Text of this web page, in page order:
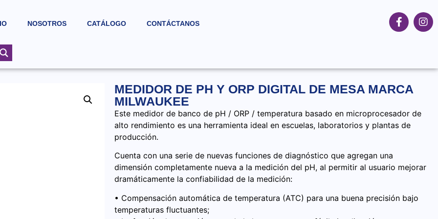
NOSOTROS CATÁLOGO CONTÁCTANOS
MEDIDOR DE PH Y ORP DIGITAL DE MESA MARCA
MILWAUKEE
Este medidor de banco de pH / ORP / temperatura basado en microprocesador de
alto rendimiento es una herramienta ideal en escuelas, laboratorios y plantas de
producción.
Cuenta con una serie de nuevas funciones de diagnóstico que agregan una
dimensión completamente nueva a la medición del pH, al permitir al usuario mejorar
dramáticamente la confiabilidad de la medición:
• Compensación automática de temperatura (ATC) para una buena precisión bajo
temperaturas fluctuantes;